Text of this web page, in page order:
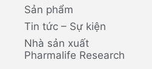
Sản phẩm
Tin tức – Sự kiện
Nhà sản xuất
Pharmalife Research